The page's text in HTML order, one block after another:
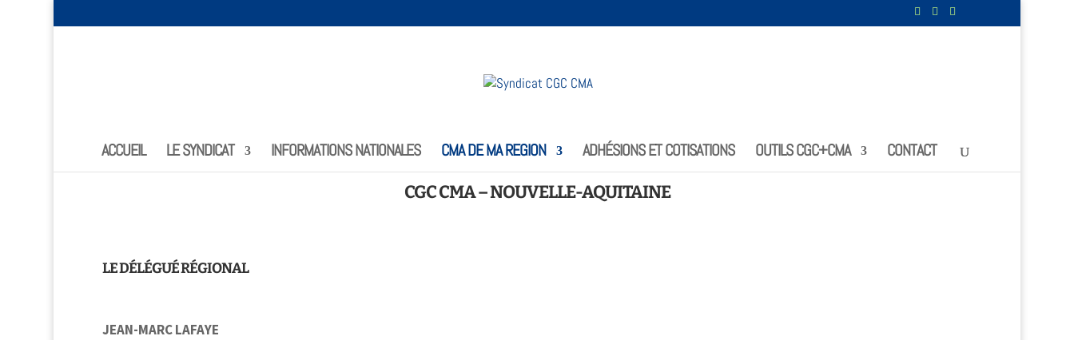
ACCUEIL LE SYNDICAT INFORMATIONS NATIONALES CMA DE MA REGION ADHÉSIONS ET COTISATIONS OUTILS CGC+CMA CONTACT
CGC CMA – NOUVELLE-AQUITAINE
LE DÉLÉGUÉ RÉGIONAL
JEAN-MARC LAFAYE